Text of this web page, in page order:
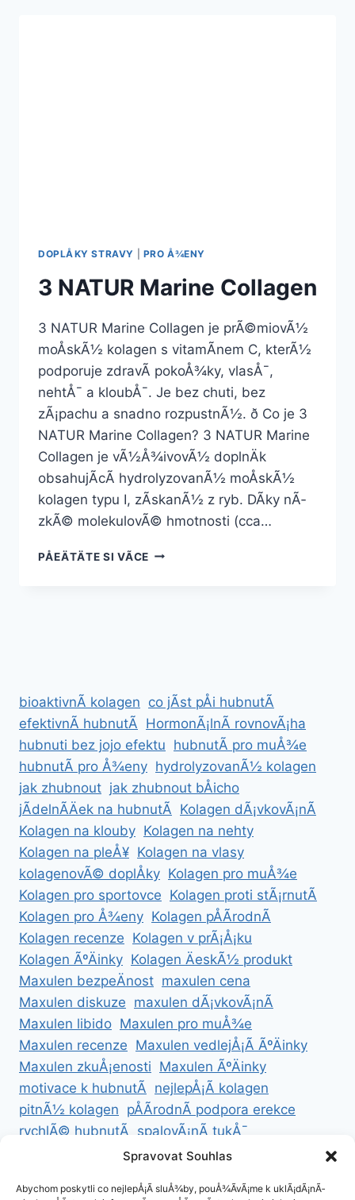
DOPLÅKY STRAVY PRO Å¾ENY
3 NATUR Marine Collagen
3 NATUR Marine Collagen je prÃ©miovÃ½
moÅskÃ½ kolagen s vitamÃ­nem C, kterÃ½
podporuje zdravÃ­ pokoÅ¾ky, vlasÅ¯,
nehtÅ¯ a kloubÅ¯. Je bez chuti, bez
zÃ¡pachu a snadno rozpustnÃ½. ð Co je 3
NATUR Marine Collagen? 3 NATUR Marine
Collagen je vÃ½Å¾ivovÃ½ doplnÄk
obsahujÃ­cÃ­ hydrolyzovanÃ½ moÅskÃ½
kolagen typu I, zÃ­skanÃ½ z ryb. DÃ­ky nÃ­
zkÃ© molekulovÃ© hmotnosti (cca…
PÅEÄTÄTE SI VÃ­CE3
bioaktivnÃ­ kolagen co jÃ­st pÅi hubnutÃ­
efektivnÃ­ hubnutÃ­ HormonÃ¡lnÃ­ rovnovÃ¡ha
hubnuti bez jojo efektu hubnutÃ­ pro muÅ¾e
hubnutÃ­ pro Å¾eny hydrolyzovanÃ½ kolagen
jak zhubnout jak zhubnout bÅicho
jÃ­delnÃ­Äek na hubnutÃ­ Kolagen dÃ¡vkovÃ¡nÃ­
Kolagen na klouby Kolagen na nehty
Kolagen na pleÅ¥ Kolagen na vlasy
kolagenovÃ© doplÅky Kolagen pro muÅ¾e
Kolagen pro sportovce Kolagen proti stÃ¡rnutÃ­
Kolagen pro Å¾eny Kolagen pÅÃ­rodnÃ­
Kolagen recenze Kolagen v prÃ¡Å¡ku
Kolagen ÃºÄinky Kolagen ÄeskÃ½ produkt
Maxulen bezpeÄnost maxulen cena
Maxulen diskuze maxulen dÃ¡vkovÃ¡nÃ­
Maxulen libido Maxulen pro muÅ¾e
Maxulen recenze Maxulen vedlejÅ¡Ã­ ÃºÄinky
Maxulen zkuÅ¡enosti Maxulen ÃºÄinky
motivace k hubnutÃ­ nejlepÅ¡Ã­ kolagen
pitnÃ½ kolagen pÅÃ­rodnÃ­ podpora erekce
rychlÃ© hubnutÃ­ spalovÃ¡nÃ­ tukÅ¯
ZdravÃ© hubnutÃ­ ZdravÃ© recepty na hubnutÃ­
Spravovat Souhlas
Abychom poskytli co nejlepÅ¡Ã­ sluÅ¾by, pouÅ¾Ã­vÃ¡me k uklÃ¡dÃ¡nÃ­